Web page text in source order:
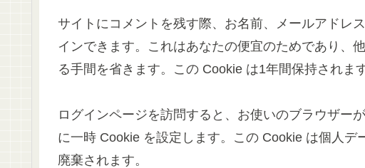
サイトにコメントを残す際、お名前、メールアドレ
インできます。これはあなたの便宜のためであり、
る手間を省きます。この Cookie は1年間保持されます
ログインページを訪問すると、お使いのブラウザー
に一時 Cookie を設定します。この Cookie は個人デ
廃棄されます。